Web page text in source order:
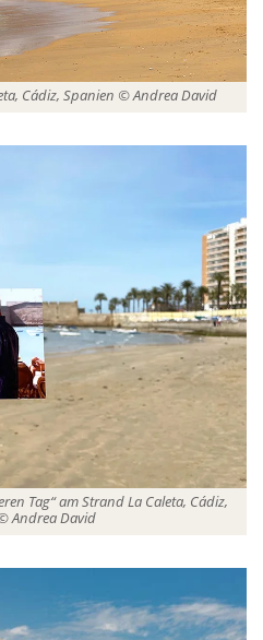
Cádiz, Spanien © Andrea David
Tag“ am Strand La Caleta, Cádiz,
Andrea David